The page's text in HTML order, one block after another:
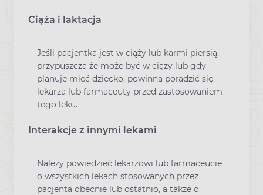
Ciąża i laktacja
Jeśli pacjentka jest w ciąży lub karmi piersią,
przypuszcza że może być w ciąży lub gdy
planuje mieć dziecko, powinna poradzić się
lekarza lub farmaceuty przed zastosowaniem
tego leku.
Interakcje z innymi lekami
Należy powiedzieć lekarzowi lub farmaceucie
o wszystkich lekach stosowanych przez
pacjenta obecnie lub ostatnio, a także o